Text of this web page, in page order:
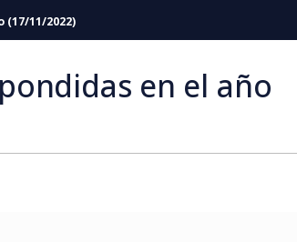
11/2022)
en el año